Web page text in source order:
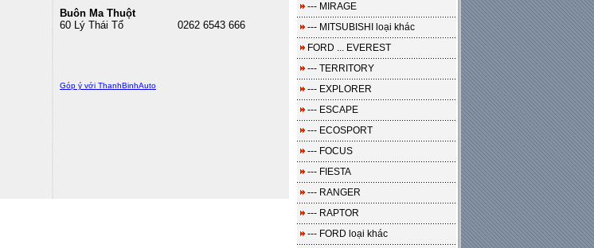
Buôn Ma Thuột
60 Lý Thái Tổ 0262 6543 666
Góp ý với ThanhBinhAuto
--- MIRAGE
--- MITSUBISHI loại khác
FORD ... EVEREST
--- TERRITORY
--- EXPLORER
--- ESCAPE
--- ECOSPORT
--- FOCUS
--- FIESTA
--- RANGER
--- RAPTOR
--- FORD loại khác